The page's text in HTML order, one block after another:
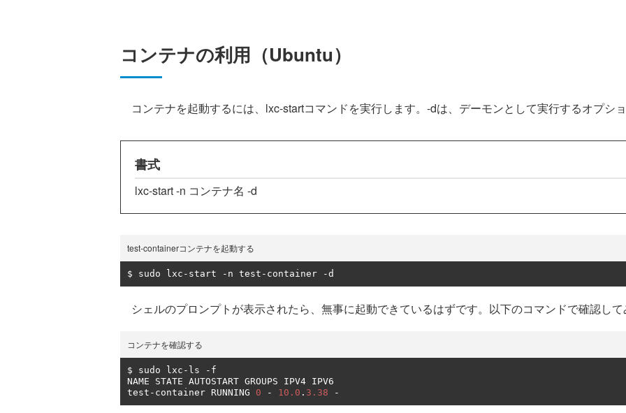
コンテナの利用（Ubuntu）
コンテナを起動するには、lxc-startコマンドを実行します。-dは、デーモンとして実行するオプシ
書式
lxc-start -n コンテナ名 -d
test-containerコンテナを起動する
$ sudo lxc - start - n test - container -d
シェルのプロンプトが表示されたら、無事に起動できているはずです。以下のコマンドで確認し
コンテナを確認する
$ sudo lxc - ls - f
NAME STATE AUTOSTART GROUPS IPV4 IPV6
test - container RUNNING 0 - 10.0 . 3.38 -